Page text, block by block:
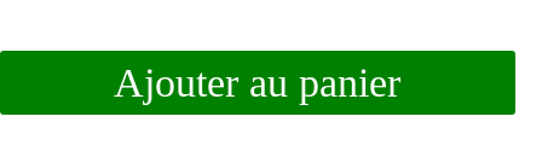
Ajouter au panier